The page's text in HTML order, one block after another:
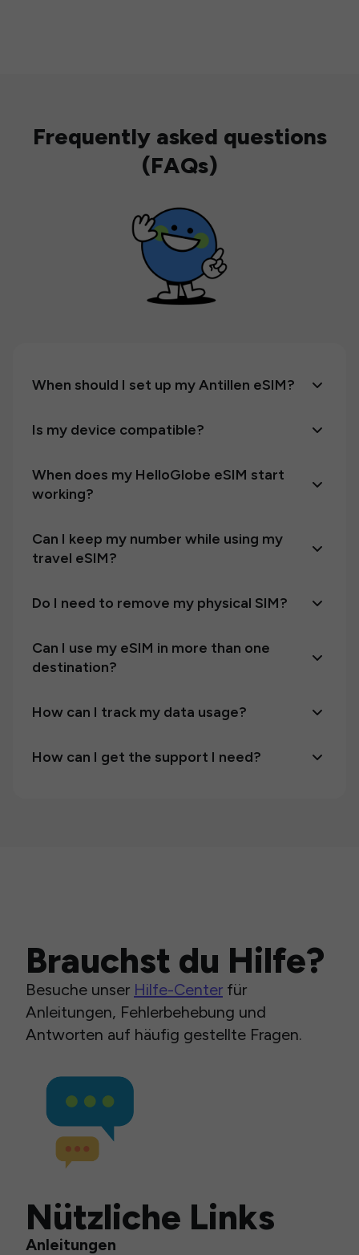
Frequently asked questions
(FAQs)
When should I set up my Antillen eSIM?
Is my device compatible?
When does my HelloGlobe eSIM start
working?
Can I keep my number while using my
travel eSIM?
Do I need to remove my physical SIM?
Can I use my eSIM in more than one
destination?
How can I track my data usage?
How can I get the support I need?
Brauchst du Hilfe?
Besuche unser Hilfe-Center für
Anleitungen, Fehlerbehebung und
Antworten auf häufig gestellte Fragen.
Nützliche Links
Anleitungen